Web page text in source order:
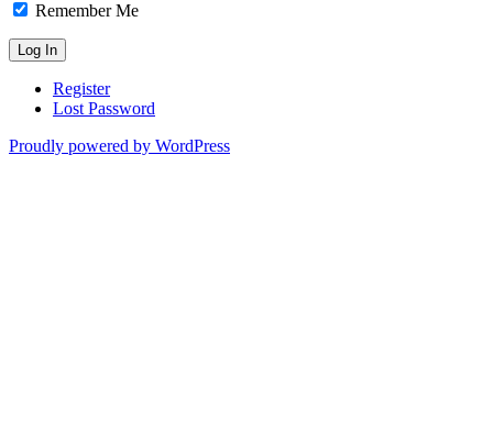
Remember Me
Register
Lost Password
Proudly powered by WordPress